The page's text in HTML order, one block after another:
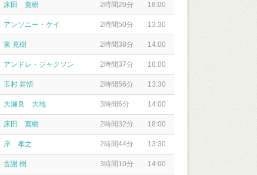
床田 寛樹 2時間20分 18:00
アンソニー・ケイ 2時間50分 13:30
東 克樹 2時間38分 14:00
アンドレ・ジャクソン 2時間37分 18:00
玉村 昇悟 2時間56分 13:30
大瀬良 大地 3時間6分 14:00
床田 寛樹 2時間32分 18:00
岸 孝之 2時間44分 13:30
古謝 樹 3時間10分 14:00